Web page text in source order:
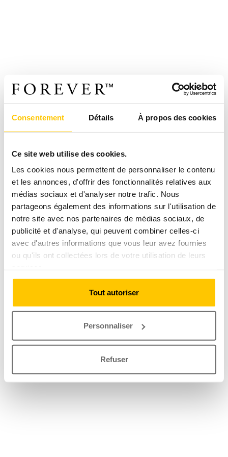
Consentement Détails À propos des cookies
Ce site web utilise des cookies.
Les cookies nous permettent de personnaliser le contenu
et les annonces, d'offrir des fonctionnalités relatives aux
médias sociaux et d'analyser notre trafic. Nous
partageons également des informations sur l'utilisation de
notre site avec nos partenaires de médias sociaux, de
publicité et d'analyse, qui peuvent combiner celles-ci
avec d'autres informations que vous leur avez fournies
ou qu'ils ont collectées lors de votre utilisation de leurs
Tout autoriser
Personnaliser
Refuser